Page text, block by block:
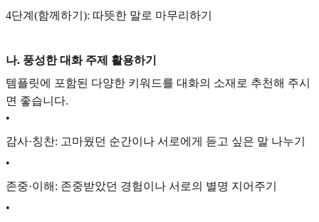
4단계(함께하기): 따뜻한 말로 마무리하기
나. 풍성한 대화 주제 활용하기
템플릿에 포함된 다양한 키워드를 대화의 소재로 추천해 주시
면 좋습니다.
•
감사·칭찬: 고마웠던 순간이나 서로에게 듣고 싶은 말 나누기
•
존중·이해: 존중받았던 경험이나 서로의 별명 지어주기
•